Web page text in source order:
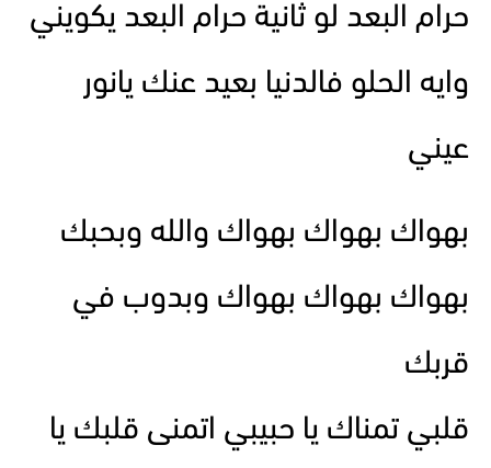
حرام البعد لو ثانية حرام البعد يكويني
وايه الحلو فالدنيا بعيد عنك يانور
عيني
بهواك بهواك بهواك والله وبحبك
بهواك بهواك بهواك وبدوب في
قربك
قلبي تمناك يا حبيبي اتمنى قلبك يا